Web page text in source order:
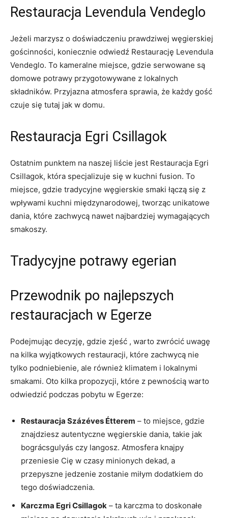
Restauracja Levendula ⁣Vendeglo
Jeżeli⁤ marzysz o doświadczeniu prawdziwej węgierskiej
gościnności, koniecznie odwiedź Restaurację Levendula
Vendeglo. To kameralne miejsce, gdzie‌ serwowane są
domowe​ potrawy przygotowywane z⁤ lokalnych
składników. Przyjazna atmosfera sprawia, że ⁤każdy gość
‌czuje się tutaj ⁤jak w domu.
Restauracja Egri​ Csillagok
Ostatnim punktem na​ naszej liście⁢ jest Restauracja Egri
Csillagok,‌ która specjalizuje się w⁢ kuchni fusion. To
miejsce, gdzie‍ tradycyjne węgierskie smaki łączą​ się​ z
wpływami kuchni międzynarodowej, tworząc unikatowe
‍dania, które zachwycą nawet⁣ najbardziej wymagających
smakoszy.
Tradycyjne potrawy egerian
Przewodnik ​po najlepszych
restauracjach w Egerze
Podejmując decyzję, gdzie zjeść⁢ ,⁣ warto ⁤zwrócić uwagę
na ⁣kilka wyjątkowych​ restauracji, które zachwycą nie
tylko podniebienie, ale również klimatem‌ i ‍lokalnymi
smakami. Oto‌ kilka propozycji, które z pewnością warto
odwiedzić podczas pobytu ‌w Egerze:
Restauracja Százéves Étterem – to⁢ miejsce, gdzie
znajdziesz autentyczne węgierskie dania, takie jak
bográcsgulyás czy⁢ langosz.‍ Atmosfera⁤ knajpy
przeniesie Cię w czasy minionych ⁢dekad,​ a
przepyszne jedzenie ⁢zostanie miłym ‌dodatkiem do⁢
tego doświadczenia.
Karczma Egri Csillagok – ta karczma to doskonałe